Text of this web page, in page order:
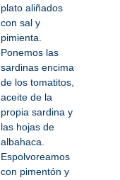
plato aliñados
con sal y
pimienta.
Ponemos las
sardinas encima
de los tomatitos,
aceite de la
propia sardina y
las hojas de
albahaca.
Espolvoreamos
con pimentón y